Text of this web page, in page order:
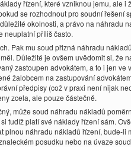
řízení, které vzniknou jemu, ale i
se rozhodnout pro soudní řešení
okolnosti, a právo na náhradu
neuplatní příliš často.
Pak mu soud přizná náhradu
Důležité je ovšem uvědomit si, že
zastoupen advokátem, a to i jen ve
žalobcem na zastupování
předpisy (což v praxi není nijak
zcela, ale pouze částečně.
může soud náhradu nákladů
tudíž platí své náklady řízení sám.
plnou náhradu nákladů řízení, bude-li
posudku nebo na úvaze